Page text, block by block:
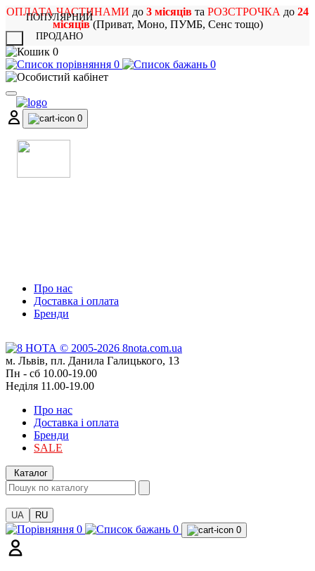
ОПЛАТА ЧАСТИНАМИ до 3 місяців та РОЗСТРОЧКА до 24
місяців(Приват, Моно, ПУМБ, Сенс тощо)
0
0
0
0
Про нас
Доставка і оплата
Бренди
м. Львів, пл. Данила Галицького, 13
Пн - сб 10.00-19.00
Неділя 11.00-19.00
Про нас
Доставка і оплата
Бренди
SALE
Каталог
UA RU
0 0 0
ПОПУЛЯРНИЙ
ПРОДАНО